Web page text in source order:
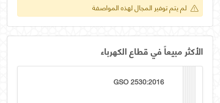
لم يتم توفير المجال لهذه المواصفة
الأكثر مبيعاً في قطاع الكهرباء
GSO 2530:2016